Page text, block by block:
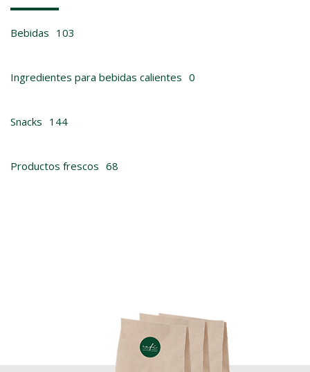
Bebidas 103
Ingredientes para bebidas calientes 0
Snacks 144
Productos frescos 68